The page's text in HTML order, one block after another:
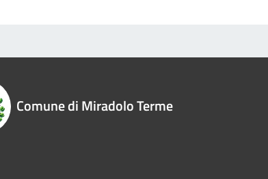
Comune di Miradolo Terme